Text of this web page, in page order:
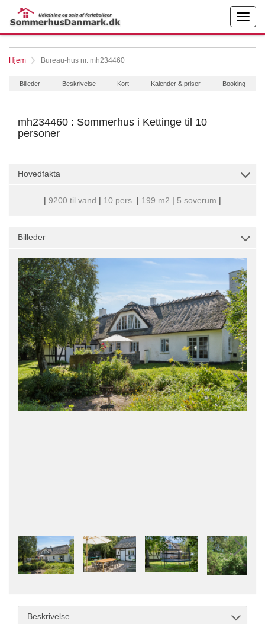
Hjem Bureau-hus nr. mh234460
Billeder Beskrivelse Kort Kalender & priser Booking
mh234460 : Sommerhus i Kettinge til 10
personer
Hovedfakta
| 9200 til vand | 10 pers. | 199 m2 | 5 soverum |
Billeder
Beskrivelse